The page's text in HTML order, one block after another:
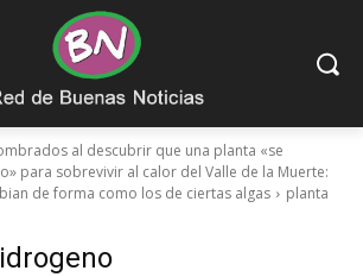
al descubrir que una planta «se
para sobrevivir al calor del Valle de la Muerte:
de forma como los de ciertas algas
planta